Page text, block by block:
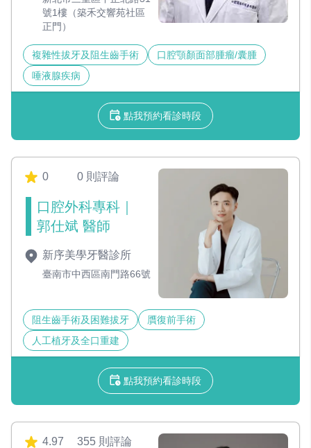
號1樓（築禾交響苑社區
正門）
複雜性拔牙及阻生齒手術
口腔顎顏面部腫瘤/囊腫
唾液腺疾病
點我預約看診時段
0 0 則評論
口腔外科專科｜
郭仕斌 醫師
新序美學牙醫診所
臺南市中西區南門路66號
阻生齒手術及困難拔牙
贋復前手術
人工植牙及全口重建
點我預約看診時段
4.97 355 則評論